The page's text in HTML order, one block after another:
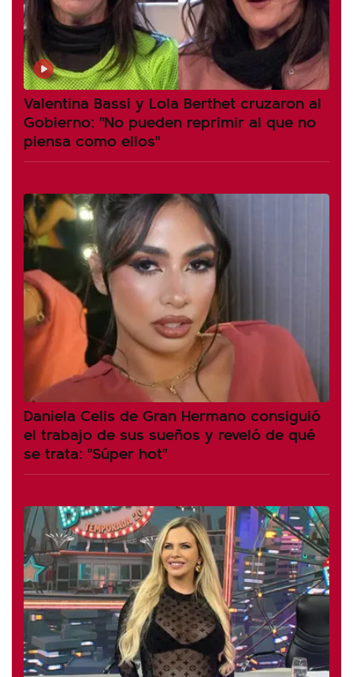
Valentina Bassi y Lola Berthet cruzaron al
Gobierno: "No pueden reprimir al que no
piensa como ellos"
Daniela Celis de Gran Hermano consiguió
el trabajo de sus sueños y reveló de qué
se trata: "Súper hot"